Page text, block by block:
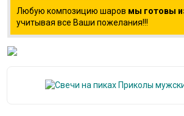
Любую композицию шаров мы готовы
учитывая все Ваши пожелания!!!